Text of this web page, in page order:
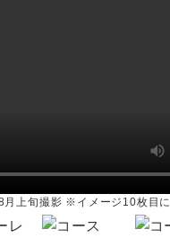
上旬撮影 ※イメージ10枚目